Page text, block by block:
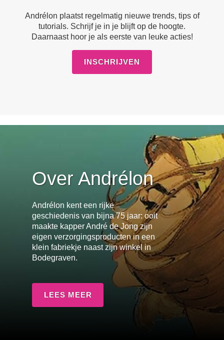
Andrélon plaatst regelmatig nieuwe trends, tips of
tutorials. Schrijf je in je blijft op de hoogte.
Daarnaast hoor je als eerste van leuke acties!
INSCHRIJVEN
Over Andrélon
Andrélon kent een rijke
geschiedenis van bijna 75 jaar: ooit
maakte kapper André de Jong zijn
eigen verzorgingsproducten in een
klein fabriekje naast zijn winkel in
Bodegraven.
LEES MEER